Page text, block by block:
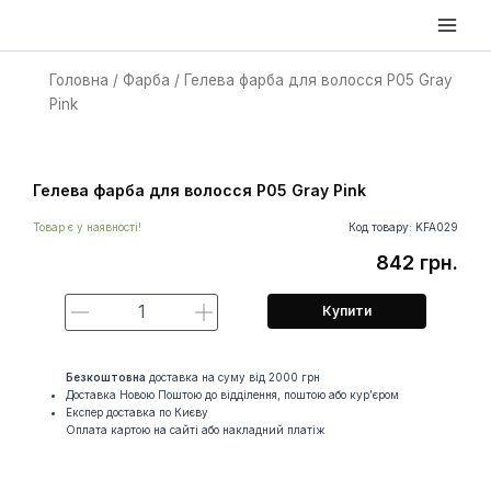
Main
Товар є у наявності! Код товару: KFA029
Головна / Фарба / Гелева фарба для волосся P05 Gray
Pink
Гелева фарба для волосся P05 Gray Pink
842 грн.
волосся
P05
кількість
Купити
Безкоштовна доставка на суму від 2000 грн
Доставка Новою Поштою до відділення, поштою або кур’єром
Експер доставка по Києву
Оплата картою на сайті або накладний платіж